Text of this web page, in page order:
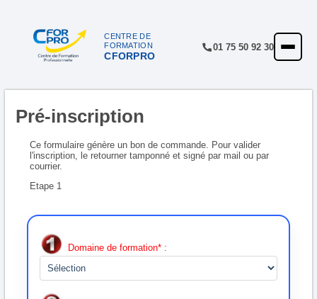
CENTRE DE
FORMATION
CFORPRO
01 75 50 92 30
ACCUEIL
NOTRE OFFRE
SATISFACTION
Pré-inscription
Ce formulaire génère un bon de commande. Pour valider
l'inscription, le retourner tamponné et signé par mail ou par
courrier.
Etape 1
Domaine de formation* :